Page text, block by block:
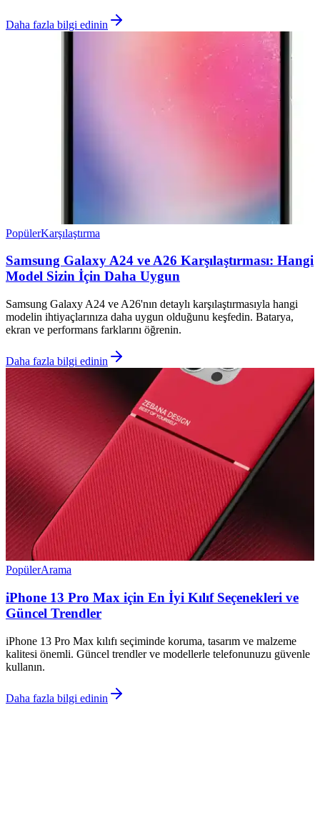
Daha fazla bilgi edinin
PopülerKarşılaştırma
Samsung Galaxy A24 ve A26 Karşılaştırması: Hangi
Model Sizin İçin Daha Uygun
Samsung Galaxy A24 ve A26'nın detaylı karşılaştırmasıyla hangi
modelin ihtiyaçlarınıza daha uygun olduğunu keşfedin. Batarya,
ekran ve performans farklarını öğrenin.
Daha fazla bilgi edinin
PopülerArama
iPhone 13 Pro Max için En İyi Kılıf Seçenekleri ve
Güncel Trendler
iPhone 13 Pro Max kılıfı seçiminde koruma, tasarım ve malzeme
kalitesi önemli. Güncel trendler ve modellerle telefonunuzu güvenle
kullanın.
Daha fazla bilgi edinin